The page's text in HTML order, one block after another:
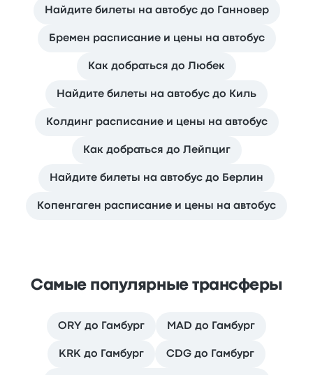
Найдите билеты на автобус до Ганновер
Бремен расписание и цены на автобус
Как добраться до Любек
Найдите билеты на автобус до Киль
Колдинг расписание и цены на автобус
Как добраться до Лейпциг
Найдите билеты на автобус до Берлин
Копенгаген расписание и цены на автобус
Самые популярные трансферы
ORY до Гамбург MAD до Гамбург
KRK до Гамбург CDG до Гамбург